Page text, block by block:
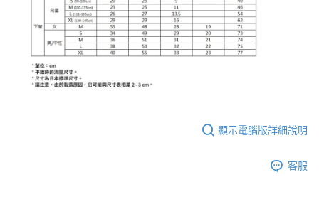
顯示電腦版詳細說明
客服